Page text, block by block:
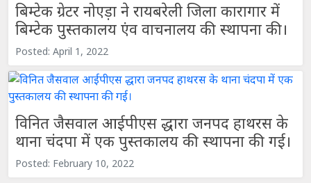
बिम्टेक ग्रेटर नोएड़ा ने रायबरेली जिला कारागार में
बिम्टेक पुस्तकालय एंव वाचनालय की स्थापना की।
Posted: April 1, 2022
विनित जैसवाल आईपीएस द्धारा जनपद हाथरस के
थाना चंदपा में एक पुस्तकालय की स्थापना की गई।
Posted: February 10, 2022